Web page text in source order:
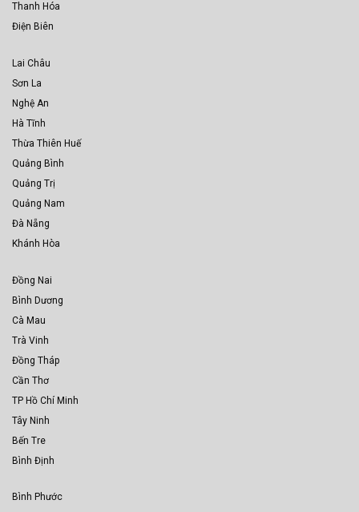
Thanh Hóa
Điện Biên
Lai Châu
Sơn La
Nghệ An
Hà Tĩnh
Thừa Thiên Huế
Quảng Bình
Quảng Trị
Quảng Nam
Đà Nẵng
Khánh Hòa
Đồng Nai
Bình Dương
Cà Mau
Trà Vinh
Đồng Tháp
Cần Thơ
TP Hồ Chí Minh
Tây Ninh
Bến Tre
Bình Định
Bình Phước